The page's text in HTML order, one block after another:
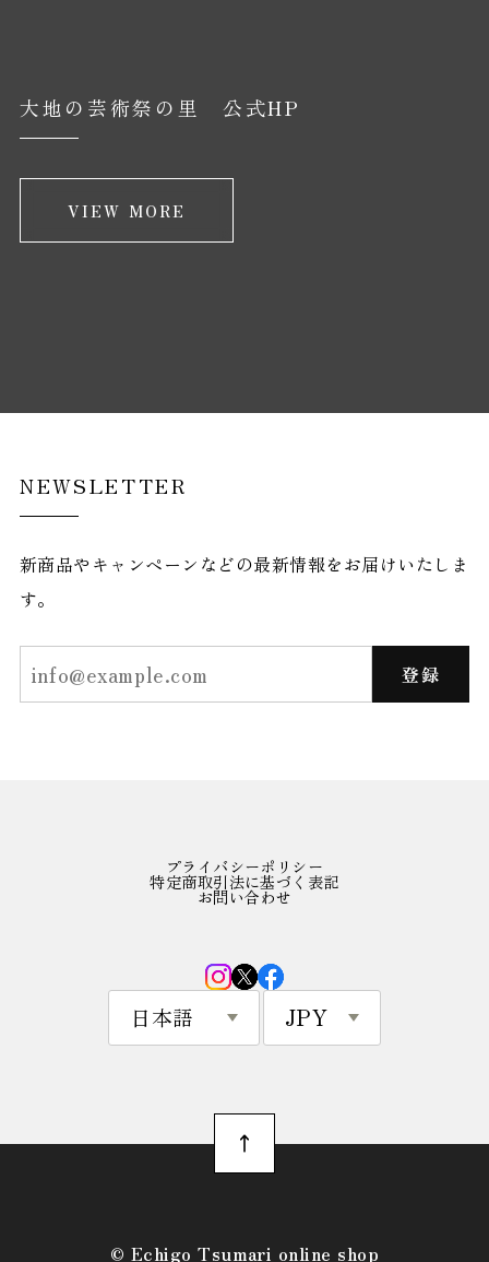
大地の芸術祭の里 公式HP
VIEW MORE
NEWSLETTER
新商品やキャンペーンなどの最新情報をお届けいたしま
す。
登録
プライバシーポリシー
特定商取引法に基づく表記
お問い合わせ
©︎ Echigo Tsumari online shop